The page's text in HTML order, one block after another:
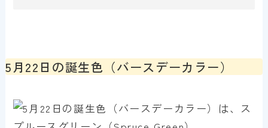
5月22日の誕生色（バースデーカラー）